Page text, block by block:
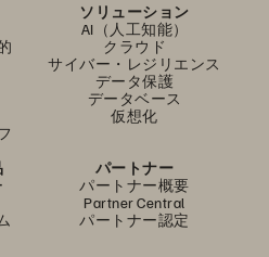
ソリューション
AI（人工知能）
クラウド
サイバー・レジリエンス
データ保護
データベース
仮想化
パートナー
パートナー概要
Partner Central
パートナー認定